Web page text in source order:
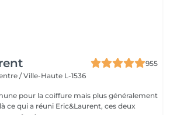
955
/ Ville-Haute L-1536
pour la coiffure mais plus généralement
ce qui a réuni Eric&Laurent, ces deux